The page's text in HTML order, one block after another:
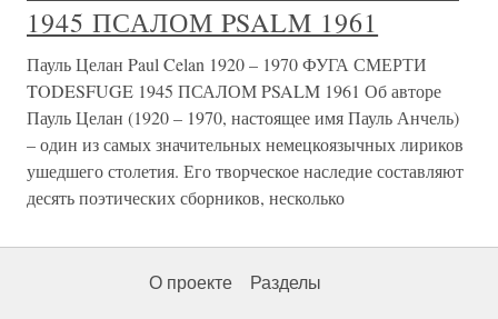
1945 ПСАЛОМ PSALM 1961
Пауль Целан Paul Celan 1920 – 1970 ФУГА СМЕРТИ
TODESFUGE 1945 ПСАЛОМ PSALM 1961 Об авторе
Пауль Целан (1920 – 1970, настоящее имя Пауль Анчель)
– один из самых значительных немецкоязычных лириков
ушедшего столетия. Его творческое наследие составляют
десять поэтических сборников, несколько
О проекте Разделы